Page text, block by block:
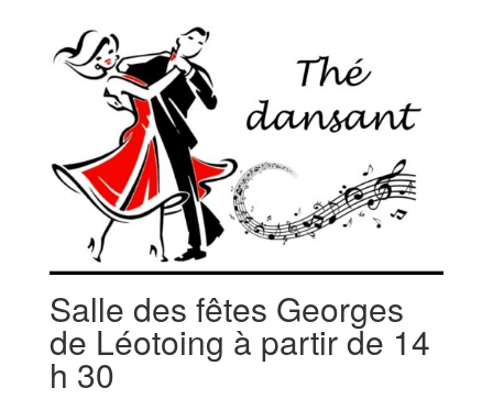
Salle des fêtes Georges
de Léotoing à partir de 14
h 30